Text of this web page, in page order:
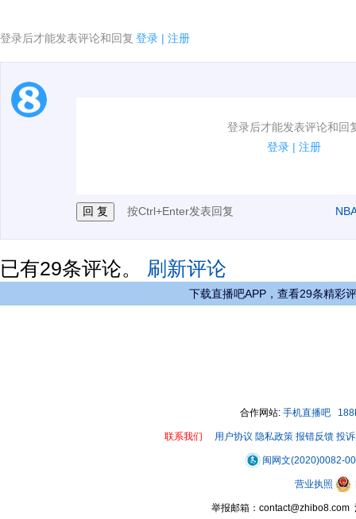
登录后才能发表评论和回复 登录 | 注册
登录后才能发表评论和回
登录 | 注册
1.电脑端新用户可以发表评论了！
按Ctrl+Enter发表回复
已有29条评论。 刷新评论
下载直播吧APP，查看29条精彩
合作网站: 手机直播吧
联系我们 用户协议 隐私政策 报错反馈 投
闽网文(2020)0082-
营业执照
举报邮箱：